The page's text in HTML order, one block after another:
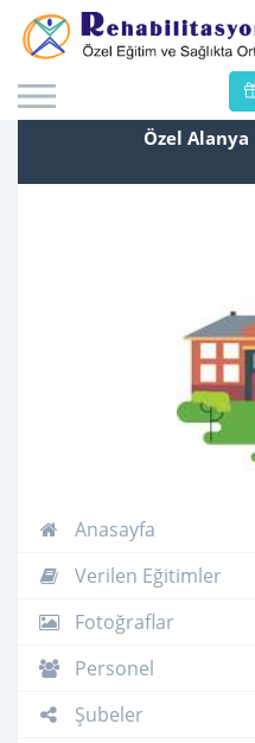
Özel
Anasayfa
Verilen Eğitimler
Fotoğraflar
Personel
Şubeler